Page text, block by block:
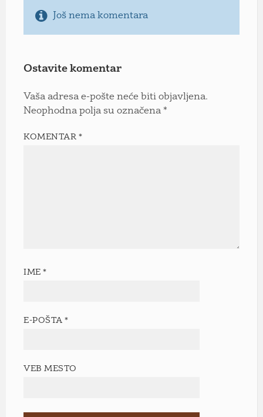
Još nema komentara
Ostavite komentar
Vaša adresa e-pošte neće biti objavljena.
Neophodna polja su označena *
KOMENTAR*
IME*
E-POŠTA*
VEB MESTO